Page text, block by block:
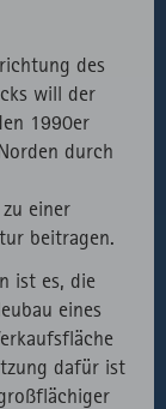
des
will der
1990er
durch
einer
beitragen.
ist es, die
eines
dafür ist